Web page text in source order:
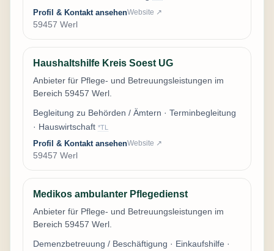
Profil & Kontakt ansehenWebsite ↗
59457 Werl
Haushaltshilfe Kreis Soest UG
Anbieter für Pflege- und Betreuungsleistungen im
Bereich 59457 Werl.
Begleitung zu Behörden / Ämtern · Terminbegleitung
· Hauswirtschaft *TL
Profil & Kontakt ansehenWebsite ↗
59457 Werl
Medikos ambulanter Pflegedienst
Anbieter für Pflege- und Betreuungsleistungen im
Bereich 59457 Werl.
Demenzbetreuung / Beschäftigung · Einkaufshilfe ·